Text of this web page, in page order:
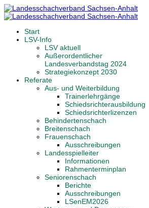
Start
LSV-Info
LSV aktuell
Außerordentlicher
Landesverbandstag 2024
Strategiekonzept 2030
Referate
Aus- und Weiterbildung
Trainerlehrgänge
Schiedsrichterausbildung
Schiedsrichterlizenzen
Behindertenschach
Breitenschach
Frauenschach
Ausschreibungen
Landesspielleiter
Informationen
Rahmenterminplan
Seniorenschach
Berichte
Ausschreibungen
LSenEM2026